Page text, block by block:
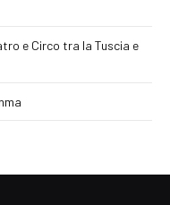
e Circo tra la Tuscia e